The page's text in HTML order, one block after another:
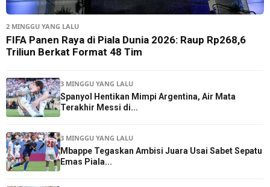
2 MINGGU YANG LALU
FIFA Panen Raya di Piala Dunia 2026: Raup Rp268,6
Triliun Berkat Format 48 Tim
3 MINGGU YANG LALU
Spanyol Hentikan Mimpi Argentina, Air Mata
Terakhir Messi di...
3 MINGGU YANG LALU
Mbappe Tegaskan Ambisi Juara Usai Sabet Sepatu
Emas Piala...